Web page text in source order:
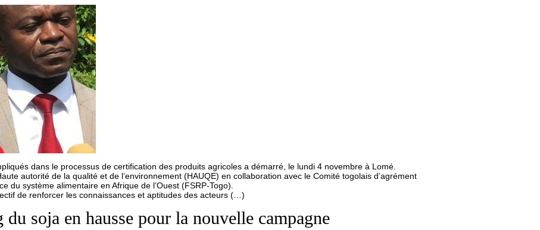
dans le processus de certification des produits agricoles a démarré, le lundi 4 novembre à Lomé.
autorité de la qualité et de l’environnement (HAUQE) en collaboration avec le Comité togolais d’agrément
du système alimentaire en Afrique de l’Ouest (FSRP-Togo).
de renforcer les connaissances et aptitudes des acteurs (…)
soja en hausse pour la nouvelle campagne